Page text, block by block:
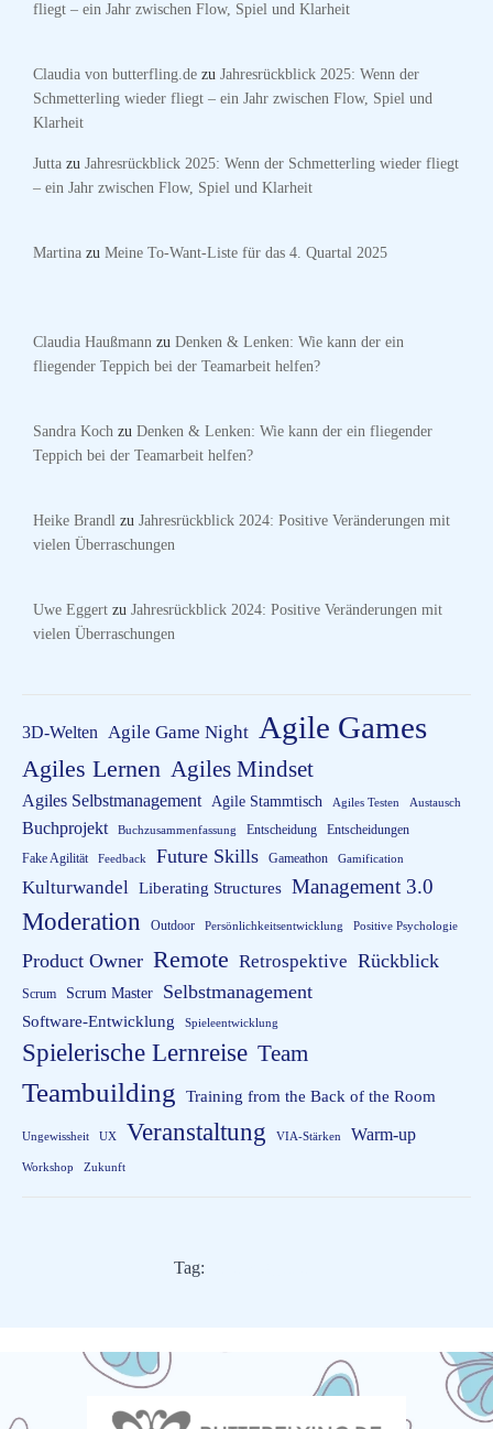
fliegt – ein Jahr zwischen Flow, Spiel und Klarheit
Claudia von butterfling.de zu Jahresrückblick 2025: Wenn der
Schmetterling wieder fliegt – ein Jahr zwischen Flow, Spiel und
Klarheit
Jutta zu Jahresrückblick 2025: Wenn der Schmetterling wieder fliegt
– ein Jahr zwischen Flow, Spiel und Klarheit
Martina zu Meine To-Want-Liste für das 4. Quartal 2025
Claudia Haußmann zu Denken & Lenken: Wie kann der ein
fliegender Teppich bei der Teamarbeit helfen?
Sandra Koch zu Denken & Lenken: Wie kann der ein fliegender
Teppich bei der Teamarbeit helfen?
Heike Brandl zu Jahresrückblick 2024: Positive Veränderungen mit
vielen Überraschungen
Uwe Eggert zu Jahresrückblick 2024: Positive Veränderungen mit
vielen Überraschungen
3D-Welten Agile Game Night Agile Games
Agiles Lernen Agiles Mindset
Agiles Selbstmanagement Agile Stammtisch Agiles Testen Austausch
Buchprojekt Buchzusammenfassung Entscheidung
Entscheidungen
Fake Agilität
Feedback Future Skills Gameathon Gamification
Kulturwandel Liberating Structures Management 3.0
Moderation Outdoor Persönlichkeitsentwicklung Positive Psychologie
Product Owner Remote Retrospektive Rückblick
Scrum Scrum Master Selbstmanagement
Software-Entwicklung Spieleentwicklung
Spielerische Lernreise Team
Teambuilding Training from the Back of the Room
Ungewissheit UX Veranstaltung VIA-Stärken Warm-up
Workshop Zukunft
Tag: